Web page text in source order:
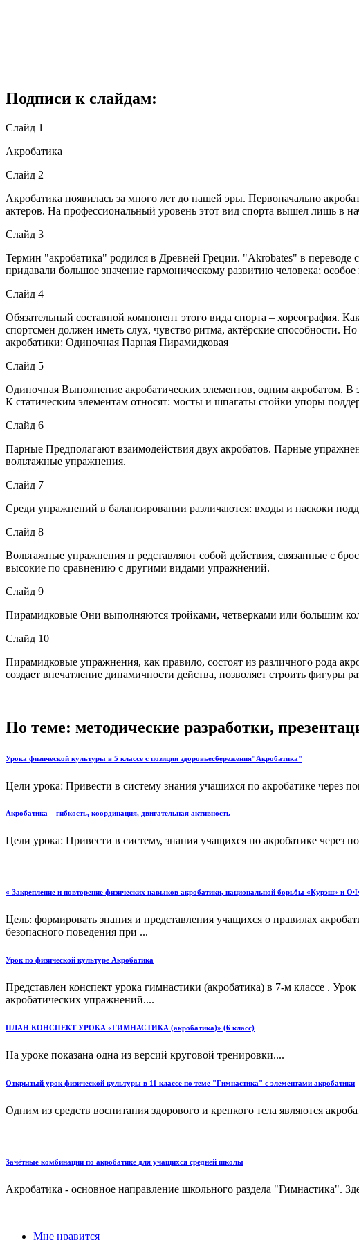
Подписи к слайдам:
Слайд 1
Акробатика
Слайд 2
Акробатика появилась за много лет до нашей эры. Первоначально
актеров. На профессиональный уровень этот вид спорта вышел лишь в
Слайд 3
Термин "акробатика" родился в Древней Греции. "Akrobates" в переводе
придавали большое значение гармоническому развитию человека;
Слайд 4
Обязательный составной компонент этого вида спорта – хореография.
спортсмен должен иметь слух, чувство ритма, актёрские способности.
акробатики: Одиночная Парная Пирамидковая
Слайд 5
Одиночная Выполнение акробатических элементов, одним акробатом.
К статическим элементам относят: мосты и шпагаты стойки упоры
Слайд 6
Парные Предполагают взаимодействия двух акробатов. Парные
вольтажные упражнения.
Слайд 7
Среди упражнений в балансировании различаются: входы и наскоки
Слайд 8
Вольтажные упражнения п редставляют собой действия, связанные с
высокие по сравнению с другими видами упражнений.
Слайд 9
Пирамидковые Они выполняются тройками, четверками или большим
Слайд 10
Пирамидковые упражнения, как правило, состоят из различного рода
создает впечатление динамичности действа, позволяет строить фигуры
По теме: методические разработки,
Урока физической культуры в 5 классе с позиции здоровьесбережения"Акробатика"
Цели урока: Привести в систему знания учащихся по акробатике через
Акробатика – гибкость, координация, двигательная активность
Цели урока: Привести в систему, знания учащихся по акробатике через
« Закрепление и повторение физических навыков акробатики, национальной борьбы «Курэш» и
Цель: формировать знания и представления учащихся о правилах
безопасного поведения при ...
Урок по физической культуре Акробатика
Представлен конспект урока гимнастики (акробатика) в 7-м классе .
акробатических упражнений....
ПЛАН КОНСПЕКТ УРОКА «ГИМНАСТИКА (акробатика)» (6 класс)
На уроке показана одна из версий круговой тренировки....
Открытый урок физической культуры в 11 классе по теме "Гимнастика" с элементами акробатики
Одним из средств воспитания здорового и крепкого тела являются
Зачётные комбинации по акробатике для учащихся средней школы
Акробатика - основное направление школьного раздела "Гимнастика".
Мне нравится